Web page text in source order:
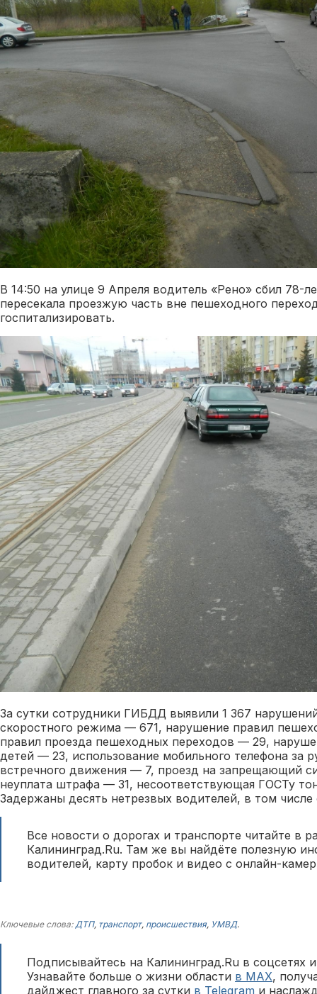
В 14:50 на улице 9 Апреля водитель «Рено» сбил 78-
пересекала проезжую часть вне пешеходного
госпитализировать.
За сутки сотрудники ГИБДД выявили 1 367
скоростного режима — 671, нарушение правил
правил проезда пешеходных переходов — 29,
детей — 23, использование мобильного телефона за
встречного движения — 7, проезд на запрещающий
неуплата штрафа — 31, несоответствующая ГОСТу
Задержаны десять нетрезвых водителей, в том
Все новости о дорогах и транспорте читайте в
Калининград.Ru. Там же вы найдёте полезную
водителей, карту пробок и видео с онлайн-
Ключевые слова:ДТП, транспорт, происшествия, УМВД.
Подписывайтесь на Калининград.Ru в соцсетях
Узнавайте больше о жизни области в MAX,
дайджест главного за сутки в Telegram и